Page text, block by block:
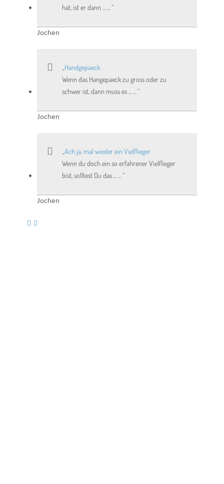
hat, ist er dann ... ...
Jochen
Handgepaeck
Wenn das Hangepaeck zu gross oder zu
schwer ist, dann muss es ... ...
Jochen
Ach ja, mal wieder ein Vielflieger
Wenn du doch ein so erfahrener Vielflieger
bist, solltest Du das ... ...
Jochen